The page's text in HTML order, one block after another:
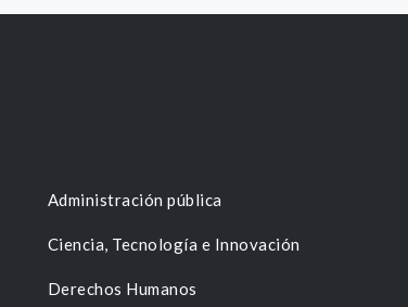
Administración pública
Ciencia, Tecnología e Innovación
Derechos Humanos